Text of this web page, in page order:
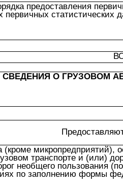
предоставления
первичных статистических
СВЕДЕНИЯ О ГРУЗОВОМ
(кроме микропредприятий),
транспорте и (или)
необщего пользования
по заполнению формы